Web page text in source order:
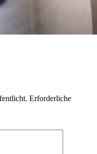
Erforderliche